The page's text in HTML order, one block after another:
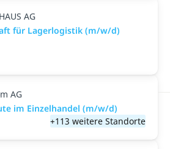
AG
für Lagerlogistik (m/w/d)
AG
im Einzelhandel (m/w/d)
+113 weitere Standorte